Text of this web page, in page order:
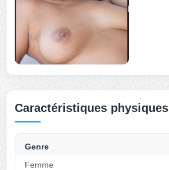
Caractéristiques physiques
Genre
Femme